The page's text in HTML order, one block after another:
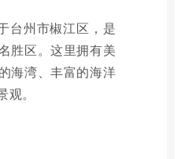
台州市椒江区，是
胜区。这里拥有美
海湾、丰富的海洋
。